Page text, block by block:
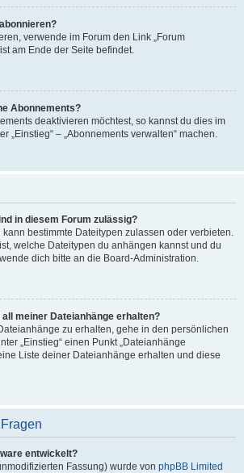
verwende im Forum den Link „Forum
am Ende der Seite befindet.
Abonnements?
deaktivieren möchtest, so kannst du dies im
„Einstieg“ – „Abonnements verwalten“ machen.
in diesem Forum zulässig?
bestimmte Dateitypen zulassen oder verbieten.
welche Dateitypen du anhängen kannst und du
dich bitte an die Board-Administration.
meiner Dateianhänge erhalten?
zu erhalten, gehe in den persönlichen
„Einstieg“ einen Punkt „Dateianhänge
Liste deiner Dateianhänge erhalten und diese
entwickelt?
Fassung) wurde von phpBB Limited